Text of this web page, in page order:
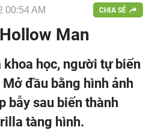
00:54 AM CHIA SẺ
Man
khoa học, người tự biến
đầu bằng hình ảnh
bẫy sau biến thành
tàng hình.